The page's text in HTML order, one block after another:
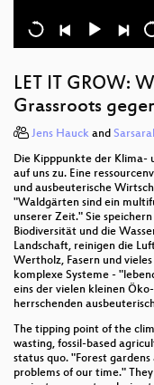
LET IT GROW:
Grassroots
Jens Hauck and
Die Kipppunkte der Klima-
auf uns zu. Eine
und ausbeuterische
"Waldgärten sind ein
unserer Zeit." Sie
Biodiversität und die
Landschaft, reinigen die
Wertholz, Fasern und
komplexe Systeme -
eins der vielen kleinen
herrschenden
The tipping point of the
wasting, fossil-based
status quo. "Forest
problems of our time."